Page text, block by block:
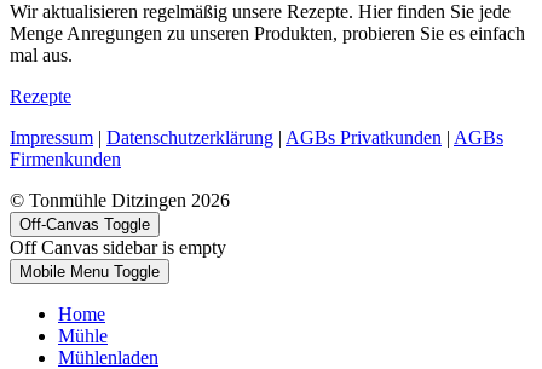
Wir aktualisieren regelmäßig unsere Rezepte. Hier finden Sie jede
Menge Anregungen zu unseren Produkten, probieren Sie es einfach
mal aus.
Rezepte
Impressum | Datenschutzerklärung | AGBs Privatkunden | AGBs
Firmenkunden
© Tonmühle Ditzingen 2026
Off-Canvas Toggle
Off Canvas sidebar is empty
Mobile Menu Toggle
Home
Mühle
Mühlenladen